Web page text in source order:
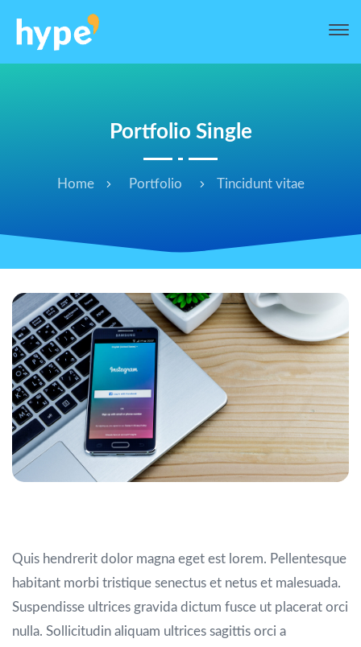
Portfolio Single
Home Portfolio Tincidunt vitae
Quis hendrerit dolor magna eget est lorem. Pellentesque
habitant morbi tristique senectus et netus et malesuada.
Suspendisse ultrices gravida dictum fusce ut placerat orci
nulla. Sollicitudin aliquam ultrices sagittis orci a